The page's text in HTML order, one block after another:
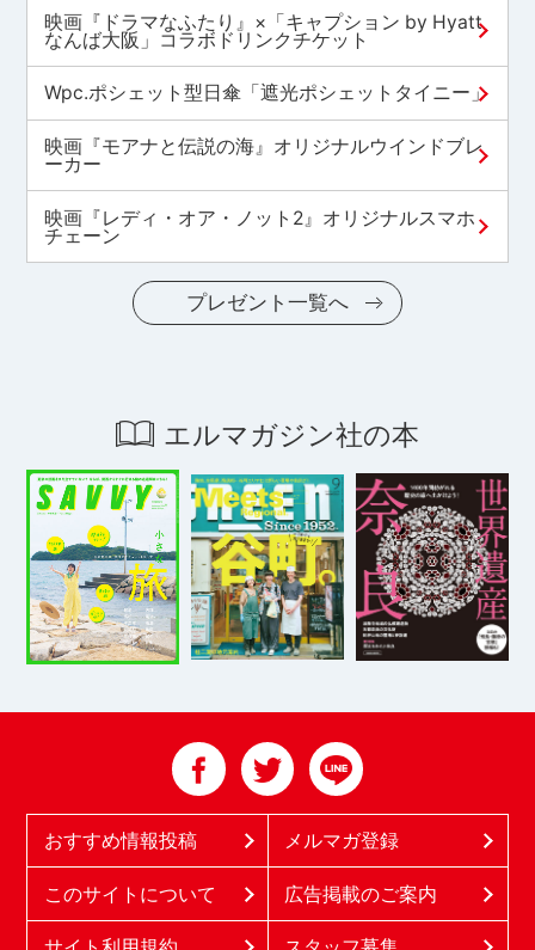
映画『ドラマなふたり』×「キャプション by Hyatt
なんば大阪」コラボドリンクチケット
Wpc.ポシェット型日傘「遮光ポシェットタイニー」
映画『モアナと伝説の海』オリジナルウインドブレ
ーカー
映画『レディ・オア・ノット2』オリジナルスマホ
チェーン
プレゼント一覧へ
エルマガジン社の本
おすすめ情報投稿 メルマガ登録
このサイトについて 広告掲載のご案内